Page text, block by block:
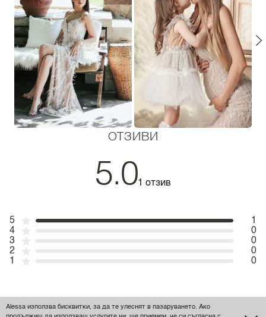
ОТЗИВИ
5.01 отзив
5
1
4
0
3
0
2
0
1
0
Iva Y. Jordanova Y. Jordanova
Alessa използва бисквитки, за да те улеснят в пазаруването. Ако